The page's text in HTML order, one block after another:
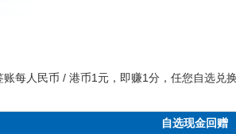
每人民币 / 港币1元，即赚1分，任您自选兑
自选现金回赠